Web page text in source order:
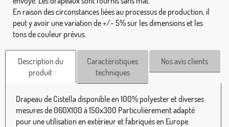
En raison des circonstances liées au processus de production, il
peut y avoir une variation de +/- 5% sur les dimensions et les
tons de couleur prévus.
Description du
produit
Caractéristiques
techniques
Nos avis clients
Drapeau de Cistella disponible en 100% polyester et diverses
mesures de 060X100 à 150x300 Particulièrement adapté
pour une utilisation en extérieur et fabriqués en Europe.